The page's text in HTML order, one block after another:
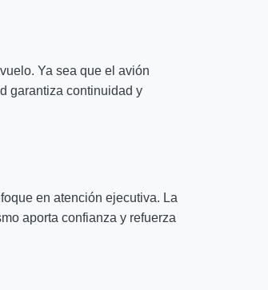
Ya sea que el avión
garantiza continuidad y
en atención ejecutiva. La
aporta confianza y refuerza